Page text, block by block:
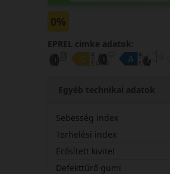
0%
EPREL cimke adatok:
Egyéb technikai adatok
Sebesség index
Terhelési index
Erősített kivitel
Defekttűrő gumi